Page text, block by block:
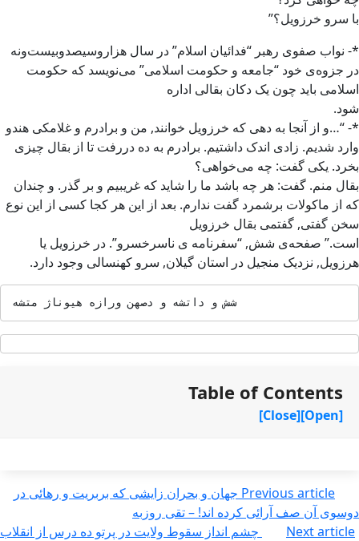
با سرو خرزویل؟”
*- نواب صفوی رهبر “فدائیان اسلام” در سال هزار‌و‌سیصد‌و‌بیست‌و‌نه
در جزوه‌ی خود “جامعه و حکومت اسلامی” می‌نویسد که حکومت
اسلامی باید چون یک دکان بقالی اداره
شود.
*- “…و از آنجا به دهی که خرزویل خوانند, من و برادرم و غلامکی هندو
وارد شدیم. زادی اندک داشتیم. برادرم به ده در‌رفت تا از بقال چیزی
بخرد. یکی گفت: چه می‌خواهی؟
بقال منم. گفت: هر چه باشد ما را شاید که غریبیم و بر گذر. و چندان
که از ماکولات برشمرد گفت ندارم. بعد از این هر کجا کسی از این نوع
سخن گفتی, گفتمی بقال خرزویل
است.” صفحه‌ی شش, “سفرنامه ی ناسرخسرو”. در خرزویل یا
هرزویل, نزدیک منجیل در استان گیلان, سرو کهنسالی وجود دارد.
هشتم ژانویه هزار‌و‌ نهصد‌ و‌ هشتاد‌ و‌ شش
Table of Contents
[Open]
[Close]
Previous article جهان و بحران زایشی که بربریت و رهائی در
دوسوی آن صف آرائی کرده اند! – تقی روزبه
Next article
چشم انداز سقوط ولایت در پرتو ده درس از انقلاب